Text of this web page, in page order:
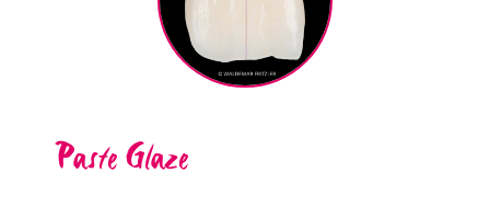
Paste Glaze